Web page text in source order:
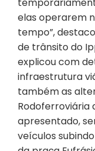
elas operarem
tempo”,
de trânsito do
explicou com
infraestrutura
também as
Rodoferroviária
apresentado,
veículos